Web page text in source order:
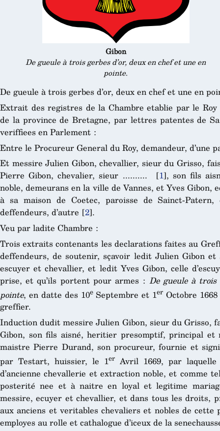
Gibon
De gueule à trois gerbes d’or, deux en chef et une en
pointe.
De gueule à trois gerbes d’or, deux en chef et une en
Extrait des registres de la Chambre etablie par le
de la province de Bretagne, par lettres patentes de
veriffiees en Parlement :
Entre le Procureur General du Roy, demandeur, d’une
Et messire Julien Gibon, chevallier, sieur du Grisso,
Pierre Gibon, chevalier, sieur ..........
[1], son fils
noble, demeurans en la ville de Vannes, et Yves Gibon,
à sa maison de Coetec, paroisse de Sainct-
deffendeurs, d’autre [2].
Veu par ladite Chambre :
Trois extraits contenants les declarations faites au
deffendeurs, de soutenir, sçavoir ledit Julien Gibon
escuyer et chevallier, et ledit Yves Gibon, celle
prise, et qu’ils portent pour armes : De gueule à trois
pointe, en datte des 10eSeptembre et 1er Octobre
greffier.
Induction dudit messire Julien Gibon, sieur du Grisso,
Gibon, son fils aisné, heritier presomptif, principal et
maistre Pierre Durand, son procureur, fournie et
par Testart, huissier, le 1er Avril 1669, par
d’ancienne chevallerie et extraction noble, et comme
posterité nee et à naitre en loyal et legitime
messire, ecuyer et chevallier, et dans tous les droits,
aux anciens et veritables chevaliers et nobles de
employes au rolle et cathalogue d’iceux de la